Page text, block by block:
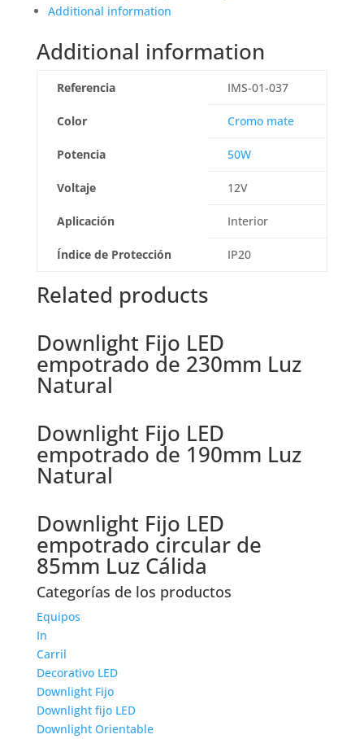
Additional information
Additional information
Referencia IMS-01-037
Color Cromo mate
Potencia 50W
Voltaje 12V
Aplicación Interior
Índice de Protección IP20
Related products
Downlight Fijo LED
empotrado de 230mm Luz
Natural
Downlight Fijo LED
empotrado de 190mm Luz
Natural
Downlight Fijo LED
empotrado circular de
85mm Luz Cálida
Categorías de los productos
Equipos
In
Carril
Decorativo LED
Downlight Fijo
Downlight fijo LED
Downlight Orientable